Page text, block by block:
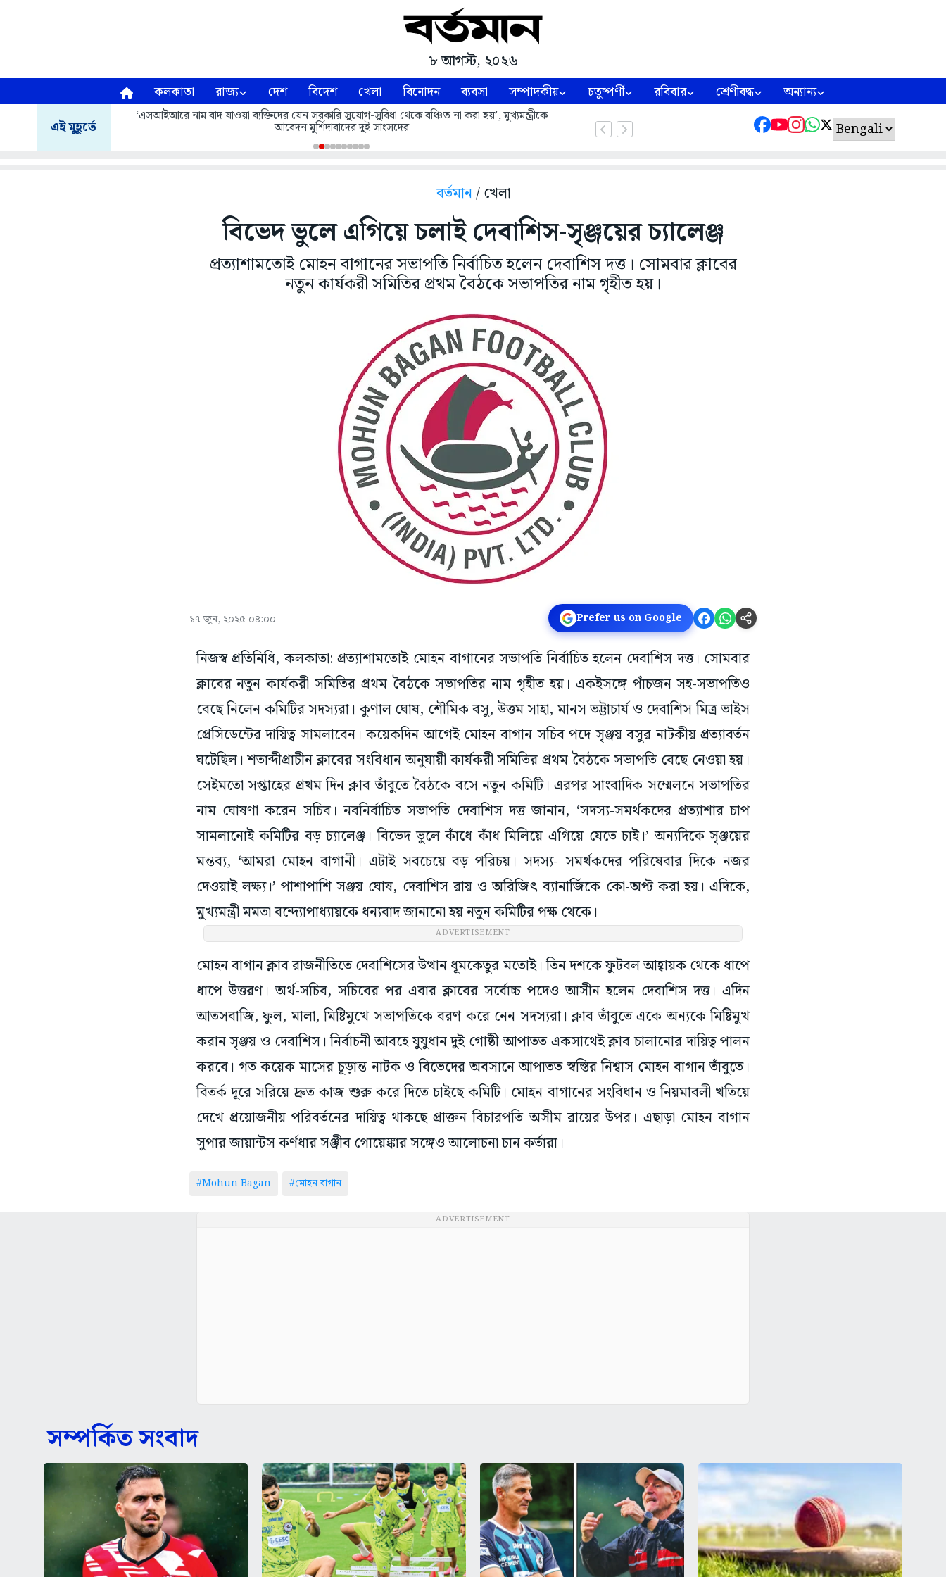
৮ আগস্ট, ২০২৬
কলকাতা রাজ্য দেশ বিদেশ খেলা বিনোদন ব্যবসা সম্পাদকীয় চতুষ্পর্ণী রবিবার শ্রেণীবদ্ধ অন্যান্য
এই মুহূর্তে
‘এসআইআরে নাম বাদ যাওয়া ব্যক্তিদের যেন সরকারি সুযোগ-সুবিধা থেকে বঞ্চিত না করা হয়’, মুখ্যমন্ত্রীকে
আবেদন মুর্শিদাবাদের দুই সাংসদের
বর্তমান/ খেলা
বিভেদ ভুলে এগিয়ে চলাই দেবাশিস-সৃঞ্জয়ের চ্যালেঞ্জ
প্রত্যাশামতোই মোহন বাগানের সভাপতি নির্বাচিত হলেন দেবাশিস দত্ত। সোমবার ক্লাবের
নতুন কার্যকরী সমিতির প্রথম বৈঠকে সভাপতির নাম গৃহীত হয়।
১৭ জুন, ২০২৫ ০৪:০০ Prefer us on Google
নিজস্ব প্রতিনিধি, কলকাতা: প্রত্যাশামতোই মোহন বাগানের সভাপতি নির্বাচিত হলেন দেবাশিস দত্ত। সোমবার
ক্লাবের নতুন কার্যকরী সমিতির প্রথম বৈঠকে সভাপতির নাম গৃহীত হয়। একইসঙ্গে পাঁচজন সহ-সভাপতিও
বেছে নিলেন কমিটির সদস্যরা। কুণাল ঘোষ, শৌমিক বসু, উত্তম সাহা, মানস ভট্টাচার্য ও দেবাশিস মিত্র ভাইস
প্রেসিডেন্টের দায়িত্ব সামলাবেন। কয়েকদিন আগেই মোহন বাগান সচিব পদে সৃঞ্জয় বসুর নাটকীয় প্রত্যাবর্তন
ঘটেছিল। শতাব্দীপ্রাচীন ক্লাবের সংবিধান অনুযায়ী কার্যকরী সমিতির প্রথম বৈঠকে সভাপতি বেছে নেওয়া হয়।
সেইমতো সপ্তাহের প্রথম দিন ক্লাব তাঁবুতে বৈঠকে বসে নতুন কমিটি। এরপর সাংবাদিক সম্মেলনে সভাপতির
নাম ঘোষণা করেন সচিব। নবনির্বাচিত সভাপতি দেবাশিস দত্ত জানান, ‘সদস্য-সমর্থকদের প্রত্যাশার চাপ
সামলানোই কমিটির বড় চ্যালেঞ্জ। বিভেদ ভুলে কাঁধে কাঁধ মিলিয়ে এগিয়ে যেতে চাই।’ অন্যদিকে সৃঞ্জয়ের
মন্তব্য, ‘আমরা মোহন বাগানী। এটাই সবচেয়ে বড় পরিচয়। সদস্য- সমর্থকদের পরিষেবার দিকে নজর
দেওয়াই লক্ষ্য।’ পাশাপাশি সঞ্জয় ঘোষ, দেবাশিস রায় ও অরিজিৎ ব্যানার্জিকে কো-অপ্ট করা হয়। এদিকে,
মুখ্যমন্ত্রী মমতা বন্দ্যোপাধ্যায়কে ধন্যবাদ জানানো হয় নতুন কমিটির পক্ষ থেকে।
ADVERTISEMENT
মোহন বাগান ক্লাব রাজনীতিতে দেবাশিসের উত্থান ধূমকেতুর মতোই। তিন দশকে ফুটবল আহ্বায়ক থেকে ধাপে
ধাপে উত্তরণ। অর্থ-সচিব, সচিবের পর এবার ক্লাবের সর্বোচ্চ পদেও আসীন হলেন দেবাশিস দত্ত। এদিন
আতসবাজি, ফুল, মালা, মিষ্টিমুখে সভাপতিকে বরণ করে নেন সদস্যরা। ক্লাব তাঁবুতে একে অন্যকে মিষ্টিমুখ
করান সৃঞ্জয় ও দেবাশিস। নির্বাচনী আবহে যুযুধান দুই গোষ্ঠী আপাতত একসাথেই ক্লাব চালানোর দায়িত্ব পালন
করবে। গত কয়েক মাসের চূড়ান্ত নাটক ও বিভেদের অবসানে আপাতত স্বস্তির নিশ্বাস মোহন বাগান তাঁবুতে।
বিতর্ক দূরে সরিয়ে দ্রুত কাজ শুরু করে দিতে চাইছে কমিটি। মোহন বাগানের সংবিধান ও নিয়মাবলী খতিয়ে
দেখে প্রয়োজনীয় পরিবর্তনের দায়িত্ব থাকছে প্রাক্তন বিচারপতি অসীম রায়ের উপর। এছাড়া মোহন বাগান
সুপার জায়ান্টস কর্ণধার সঞ্জীব গোয়েঙ্কার সঙ্গেও আলোচনা চান কর্তারা।
#Mohun Bagan #মোহন বাগান
ADVERTISEMENT
সম্পর্কিত সংবাদ